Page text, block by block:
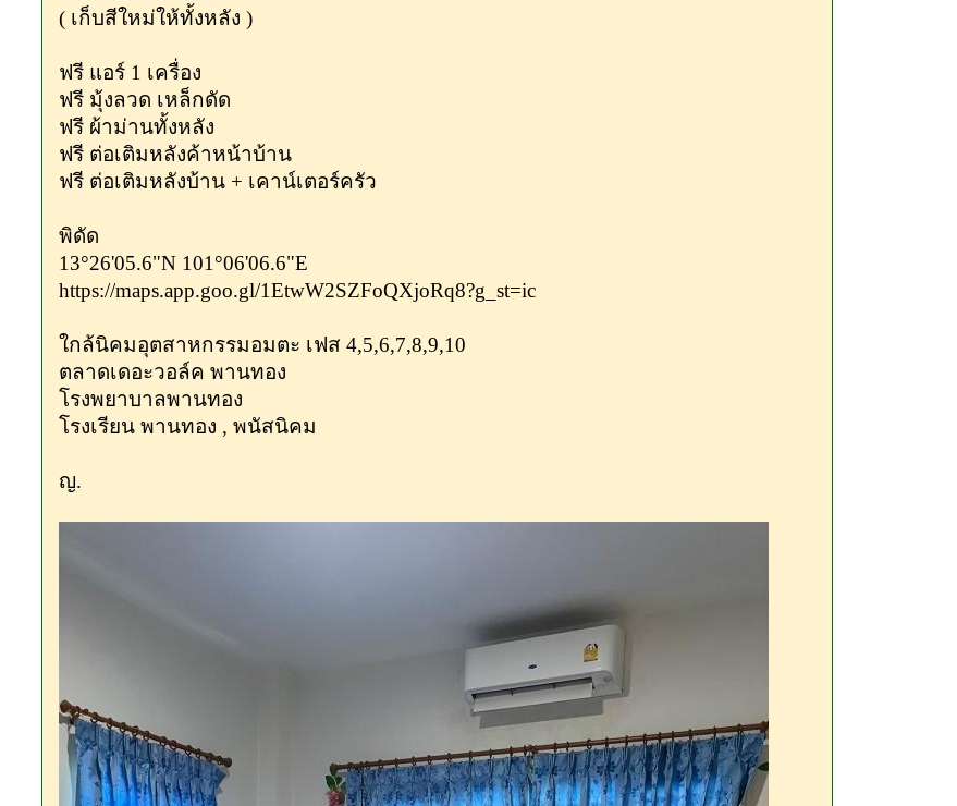
( เก็บสีใหม่ให้ทั้งหลัง )
ฟรี แอร์ 1 เครื่อง
ฟรี มุ้งลวด เหล็กดัด
ฟรี ผ้าม่านทั้งหลัง
ฟรี ต่อเติมหลังค้าหน้าบ้าน
ฟรี ต่อเติมหลังบ้าน + เคาน์เตอร์ครัว
พิดัด
13°26'05.6"N 101°06'06.6"E
https://maps.app.goo.gl/1EtwW2SZFoQXjoRq8?g_st=ic
ใกล้นิคมอุตสาหกรรมอมตะ เฟส 4,5,6,7,8,9,10
ตลาดเดอะวอล์ค พานทอง
โรงพยาบาลพานทอง
โรงเรียน พานทอง , พนัสนิคม
ญ.